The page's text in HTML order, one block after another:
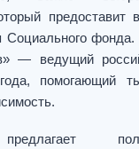
предоставит
Социального фонда.
— ведущий
помогающий